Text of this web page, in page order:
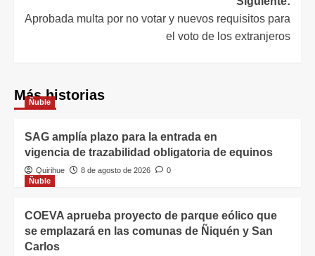
Aprobada multa por no votar y nuevos requisitos para
el voto de los extranjeros
Más historias
Ñuble
SAG amplía plazo para la entrada en
vigencia de trazabilidad obligatoria de equinos
Quirihue 8 de agosto de 2026
0
Ñuble
COEVA aprueba proyecto de parque eólico que
se emplazará en las comunas de Ñiquén y San
Carlos